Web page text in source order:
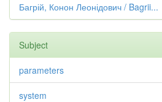
Багрій, Конон Леонідович / Bagrii...
Subject
parameters
system